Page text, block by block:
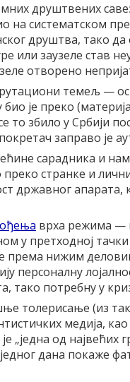
друштвених
на систематском
друштва, тако да
или заузеле став
отворено
темељ —
је преко
то збило у Србији
заправо је
сарадника и
странке и
државног апарата,
врха режима —
у претходној тачки
нижим
персоналну
тако потребну у
толерисање (из
медија,
„једна од највећих
дана покаже